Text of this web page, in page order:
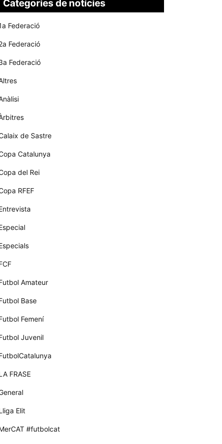
Categories de notícies
Federació
Federació
Federació
de Sastre
Catalunya
del Rei
RFEF
Amateur
Base
Femení
Juvenil
FRASE
Elit
#futbolcat